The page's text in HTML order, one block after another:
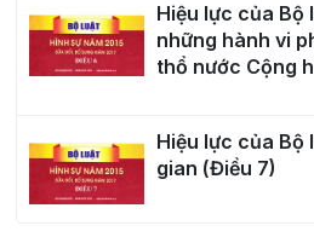
Hiệu lực của Bộ
những hành vi
thổ nước Cộng
Hiệu lực của Bộ
gian (Điều 7)